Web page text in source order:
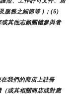
服務之細節等 )；(5)
其他志願團體參與者
我們的商店上註冊
或其相關商店或對應